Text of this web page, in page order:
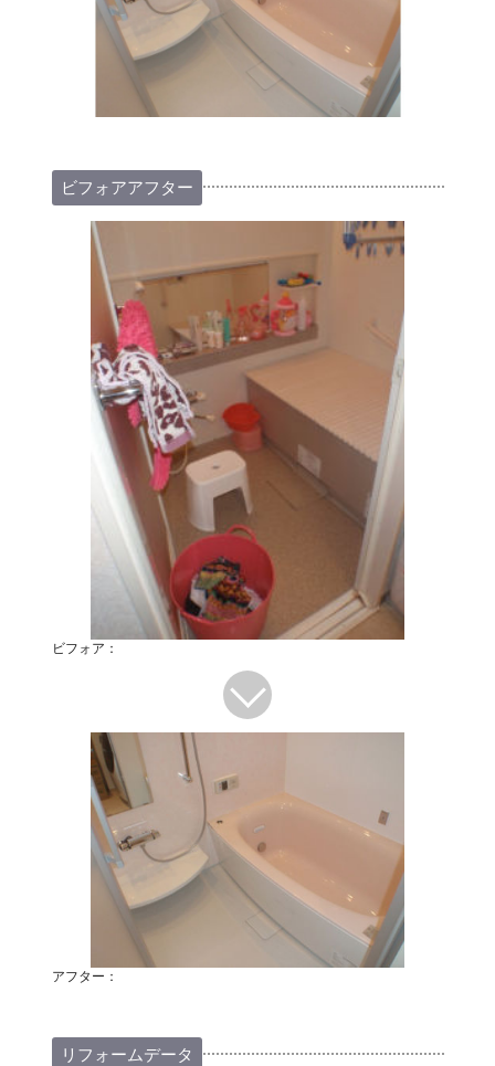
ビフォアアフター
ビフォア：
アフター：
リフォームデータ